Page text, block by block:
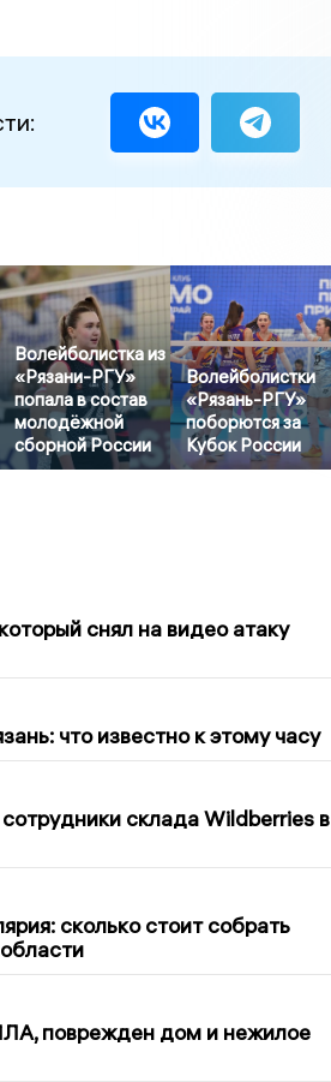
Волейболистка из
«Рязани-РГУ»
попала в состав
молодёжной
сборной России
Волейболистки
«Рязань-РГУ»
поборются за
Кубок России
снял на видео атаку
что известно к этому часу
склада Wildberries в
сколько стоит собрать
поврежден дом и нежилое